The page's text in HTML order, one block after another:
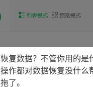
复数据？不管你用的
作都对数据恢复没什
了。